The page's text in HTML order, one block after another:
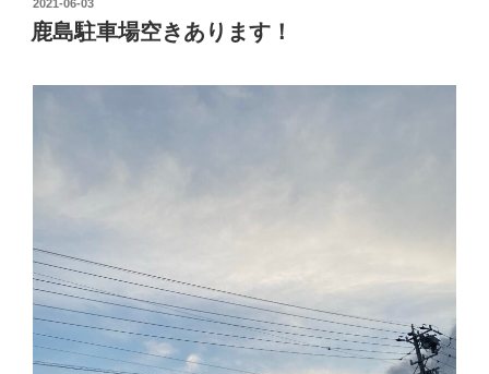
稿
日:
2021-06-03
鹿島駐車場空きあります！